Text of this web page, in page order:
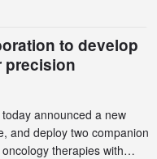
organization.
to develop
precision
announced a new
and deploy two companion
therapies with